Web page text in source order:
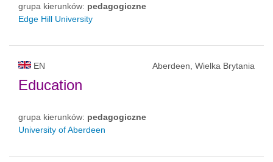
grupa kierunków: pedagogiczne
Edge Hill University
EN Aberdeen, Wielka Brytania
Education
grupa kierunków: pedagogiczne
University of Aberdeen